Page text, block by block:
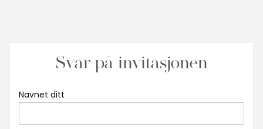
Svar på invitasjonen
Navnet ditt